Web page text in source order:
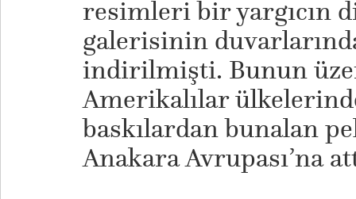
resimleri bir yargıcın
galerisinin
indirilmişti. Bunun
Amerikalılar
baskılardan bunalan
Anakara Avrupası’na